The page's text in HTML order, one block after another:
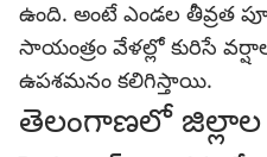
ఉంది. అంటే ఎండల తీవ్రత
సాయంత్రం వేళల్లో కురిసే
ఉపశమనం కలిగిస్తాయి.
తెలంగాణలో